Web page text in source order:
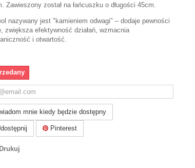
Zawieszony został na łańcuszku o długości 45cm.
nazywany jest "kamieniem odwagi" – dodaje pewności
zwiększa efektywność działań, wzmacnia
i otwartość.
mnie kiedy będzie dostępny
Pinterest
Drukuj